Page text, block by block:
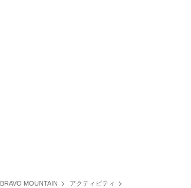
BRAVO MOUNTAIN
アクティビティ